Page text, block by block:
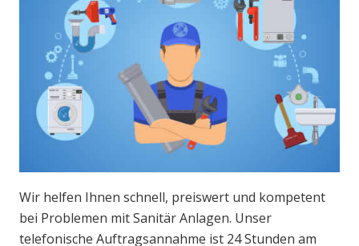
Wir helfen Ihnen schnell, preiswert und kompetent
bei Problemen mit Sanitär Anlagen. Unser
telefonische Auftragsannahme ist 24 Stunden am